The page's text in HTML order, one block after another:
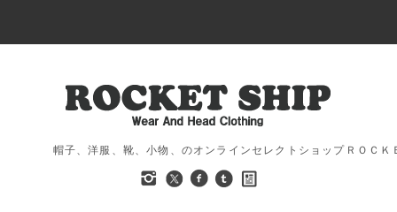
帽子、洋服、靴、小物、のオンラインセレクトショップＲＯＣ